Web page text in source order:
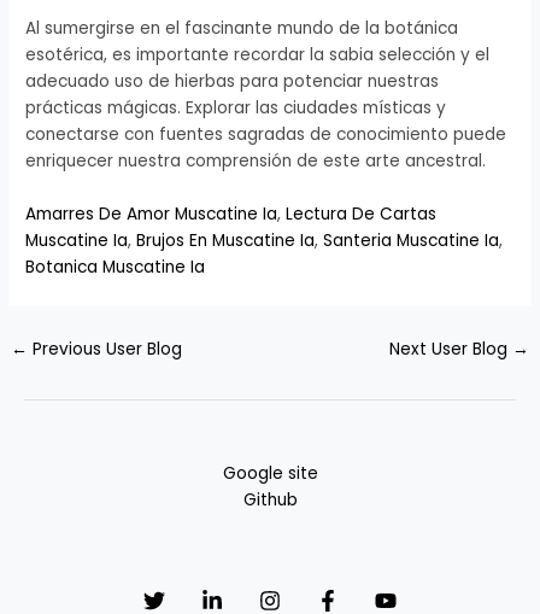
Al sumergirse en el fascinante mundo de la botánica
esotérica, es importante recordar la sabia selección y el
adecuado uso de hierbas para potenciar nuestras
prácticas mágicas. Explorar las ciudades místicas y
conectarse con fuentes sagradas de conocimiento puede
enriquecer nuestra comprensión de este arte ancestral.
Amarres De Amor Muscatine Ia,Lectura De Cartas
Muscatine Ia,Brujos En Muscatine Ia,Santeria Muscatine Ia,
Botanica Muscatine Ia
← Previous User Blog Next User Blog →
Google site
Github